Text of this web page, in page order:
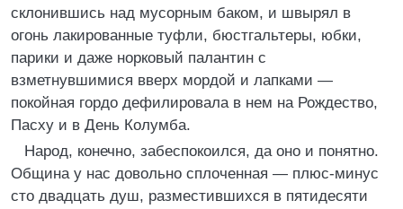
склонившись над мусорным баком, и швырял в
огонь лакированные туфли, бюстгальтеры, юбки,
парики и даже норковый палантин с
взметнувшимися вверх мордой и лапками —
покойная гордо дефилировала в нем на Рождество,
Пасху и в День Колумба.
Народ, конечно, забеспокоился, да оно и понятно.
Община у нас довольно сплоченная — плюс-минус
сто двадцать душ, разместившихся в пятидесяти